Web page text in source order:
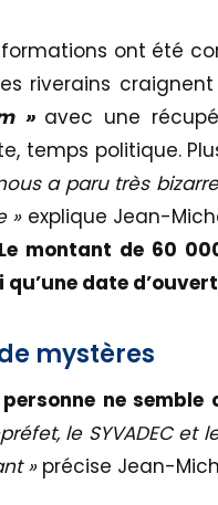
ont été
riverains craignent
» avec une
temps politique.
a paru très
»explique Jean-
Le montant de 60
date
mystères
personne ne semble
le SYVADEC et
»précise Jean-